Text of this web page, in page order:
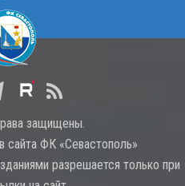
защищены.
сайта ФК «Севастополь»
разрешается только при